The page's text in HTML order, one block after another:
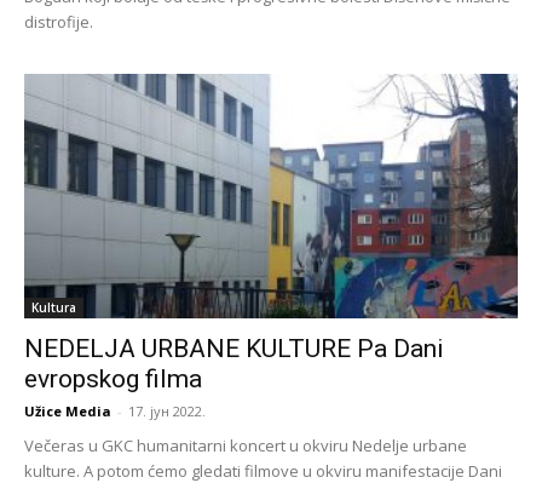
distrofije.
Kultura
NEDELJA URBANE KULTURE Pa Dani
evropskog filma
Užice Media - 17. јун 2022.
Večeras u GKC humanitarni koncert u okviru Nedelje urbane
kulture. A potom ćemo gledati filmove u okviru manifestacije Dani